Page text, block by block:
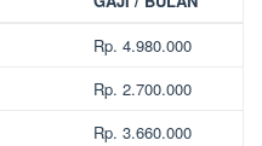
Rp. 4.980.000
Rp. 2.700.000
Rp. 3.660.000